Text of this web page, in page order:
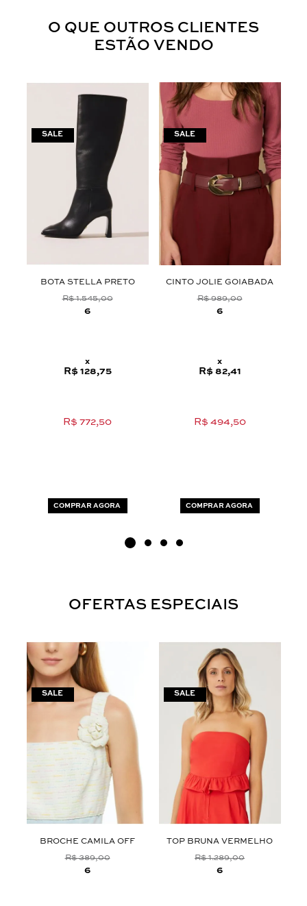
O QUE OUTROS CLIENTES
ESTÃO VENDO
BOTA STELLA PRETO
R$ 1.545,00
6
x
R$ 128,75
R$ 772,50
COMPRAR AGORA
CINTO JOLIE GOIABADA
R$ 989,00
6
x
R$ 82,41
R$ 494,50
COMPRAR AGORA
OFERTAS ESPECIAIS
BROCHE CAMILA OFF
R$ 389,00
6
TOP BRUNA VERMELHO
R$ 1.289,00
6